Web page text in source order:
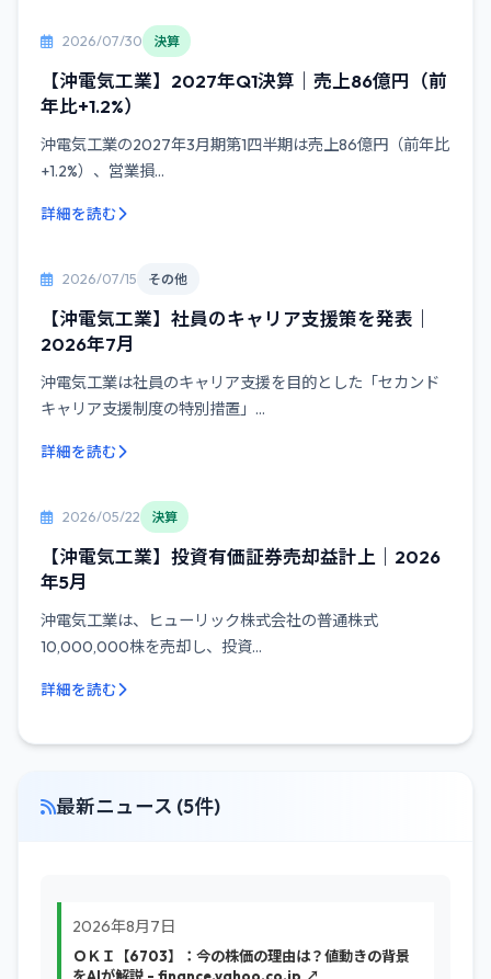
2026/07/30 決算
【沖電気工業】2027年Q1決算｜売上86億円（前
年比+1.2%）
沖電気工業の2027年3月期第1四半期は売上86億円（前年比
+1.2%）、営業損...
詳細を読む
2026/07/15 その他
【沖電気工業】社員のキャリア支援策を発表｜
2026年7月
沖電気工業は社員のキャリア支援を目的とした「セカンド
キャリア支援制度の特別措置」...
詳細を読む
2026/05/22 決算
【沖電気工業】投資有価証券売却益計上｜2026
年5月
沖電気工業は、ヒューリック株式会社の普通株式
10,000,000株を売却し、投資...
詳細を読む
最新ニュース (5件)
2026年8月7日
ＯＫＩ【6703】：今の株価の理由は？値動きの背景